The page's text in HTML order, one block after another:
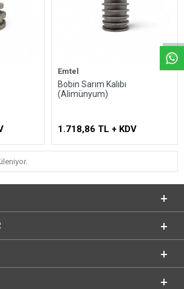
Emtel
Bobin Sarım Kalıbı
(Alimünyum)
1.718,86 TL + KDV